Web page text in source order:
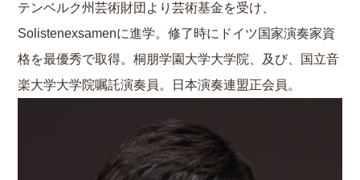
テンベルク州芸術財団より芸術基金を受け、
Solistenexsamenに進学。修了時にドイツ国家演奏家資
格を最優秀で取得。桐朋学園大学大学院、及び、国立音
楽大学大学院嘱託演奏員。日本演奏連盟正会員。